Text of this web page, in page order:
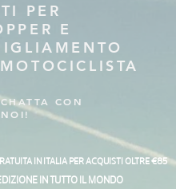
PER
E
CHATTA CON
NOI!
IN ITALIA PER ACQUISTI OLTRE €85
IN TUTTO IL MONDO